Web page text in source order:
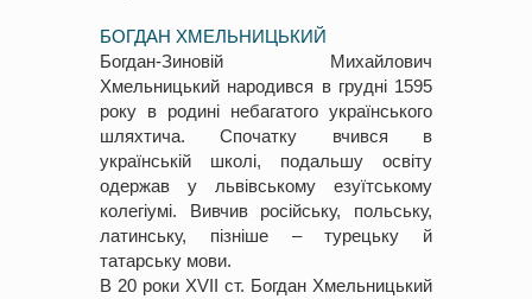
БОГДАН ХМЕЛЬНИЦЬКИЙ
Богдан-Зиновій Михайлович
Хмельницький народився в грудні 1595
року в родині небагатого українського
шляхтича. Спочатку вчився в
українській школі, подальшу освіту
одержав у львівському езуїтському
колегіумі. Вивчив російську, польську,
латинську, пізніше – турецьку й
татарську мови.
В 20 роки ХVІІ ст. Богдан Хмельницький